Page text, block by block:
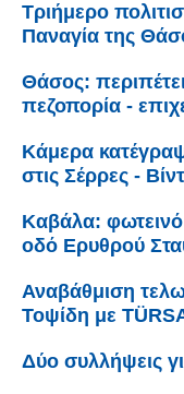
Τριήμερο
Παναγία της
Θάσος:
πεζοπορία -
Κάμερα
στις Σέρρες -
Καβάλα:
οδό Ερυθρού
Αναβάθμιση
Τοψίδη με
Δύο συλλήψεις